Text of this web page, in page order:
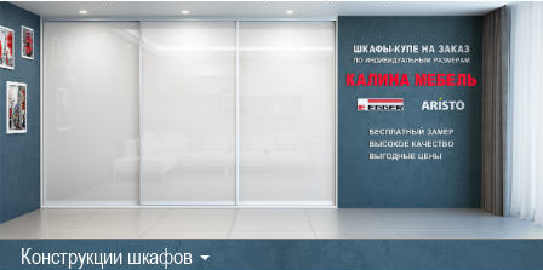
Конструкции шкафов